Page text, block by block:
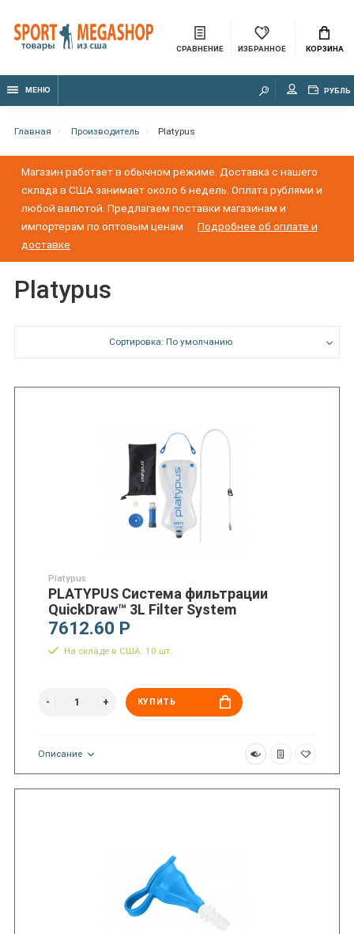
СРАВНЕНИЕ ИЗБРАННОЕ КОРЗИНА
МЕНЮ РУБЛЬ
Главная Производитель Platypus
Магазин работает в обычном режиме. Доставка с нашего
склада в США занимает около 6 недель. Оплата рублями и
любой валютой. Предлагаем поставки магазинам и
импортерам по оптовым ценам
Подробнее об оплате и
доставке
Platypus
Сортировка: По умолчанию
Platypus
PLATYPUS Система фильтрации
QuickDraw™ 3L Filter System
7612.60 Р
На складе в США: 10 шт.
КУПИТЬ
Описание